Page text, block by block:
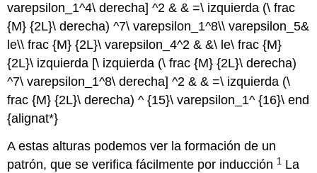
varepsilon_1^4\ derecha] ^2 & & =\ izquierda (\ frac
{M} {2L}\ derecha) ^7\ varepsilon_1^8\\ varepsilon_5&
le\\ frac {M} {2L}\ varepsilon_4^2 & &\ le\ frac {M}
{2L}\ izquierda [\ izquierda (\ frac {M} {2L}\ derecha)
^7\ varepsilon_1^8\ derecha] ^2 & & =\ izquierda (\
frac {M} {2L}\ derecha) ^ {15}\ varepsilon_1^ {16}\ end
{alignat*}
A estas alturas podemos ver la formación de un
patrón, que se verifica fácilmente por inducción 1 La